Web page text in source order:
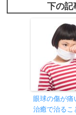
下の記
眼球の傷が痛
治癒で治るこ